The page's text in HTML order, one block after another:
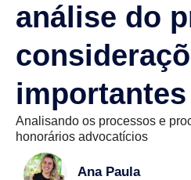
análise do
importantes
Analisando os processos e
honorários advocatícios
Ana Paula